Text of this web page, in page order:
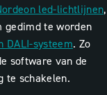
led-lichtlijnen,
gedimd te worden
DALI-systeem. Zo
software van de
te schakelen.